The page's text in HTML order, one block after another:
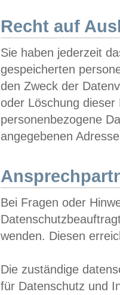
Recht auf
Sie haben jederzeit
gespeicherten
den Zweck der
oder Löschung
personenbezogene
angegebenen
Bei Fragen oder
wenden. Diesen
Die zuständige
für Datenschutz und